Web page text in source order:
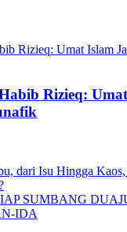
Rizieq:
dari Isu Hingga
SUMBANG
IDA